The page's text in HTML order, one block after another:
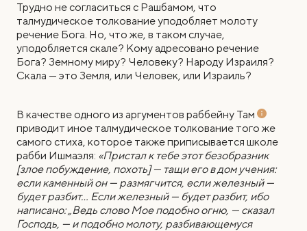
Трудно не согласиться с Рашбамом, что
талмудическое толкование уподобляет молоту
речение Бога. Но, что же, в таком случае,
уподобляется скале? Кому адресовано речение
Бога? Земному миру? Человеку? Народу Израиля?
Скала — это Земля, или Человек, или Израиль?
В качестве одного из аргументов раббейну Там
приводит иное талмудическое толкование того же
самого стиха, которое также приписывается школе
рабби Ишмаэля: «Пристал к тебе этот безобразник
[злое побуждение, похоть] — тащи его в дом учения:
если каменный он — размягчится, если железный —
будет разбит… Если железный — будет разбит, ибо
написано: „Ведь слово Мое подобно огню, — сказал
Господь, — и подобно молоту, разбивающемуся